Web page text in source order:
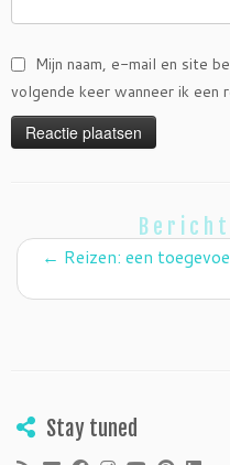
Mijn naam, e-mail en site
volgende keer wanneer ik een
← Reizen: een
Stay tuned